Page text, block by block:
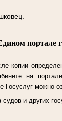
портале
копии
на
Госуслуг можно
и других